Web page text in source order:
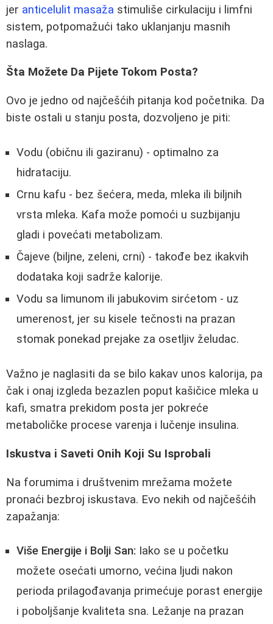
jer anticelulit masaža stimuliše cirkulaciju i limfni
sistem, potpomažući tako uklanjanju masnih
naslaga.
Šta Možete Da Pijete Tokom Posta?
Ovo je jedno od najčešćih pitanja kod početnika. Da
biste ostali u stanju posta, dozvoljeno je piti:
Vodu (običnu ili gaziranu) - optimalno za
hidrataciju.
Crnu kafu - bez šećera, meda, mleka ili biljnih
vrsta mleka. Kafa može pomoći u suzbijanju
gladi i povećati metabolizam.
Čajeve (biljne, zeleni, crni) - takođe bez ikakvih
dodataka koji sadrže kalorije.
Vodu sa limunom ili jabukovim sirćetom - uz
umerenost, jer su kisele tečnosti na prazan
stomak ponekad prejake za osetljiv želudac.
Važno je naglasiti da se bilo kakav unos kalorija, pa
čak i onaj izgleda bezazlen poput kašičice mleka u
kafi, smatra prekidom posta jer pokreće
metaboličke procese varenja i lučenje insulina.
Iskustva i Saveti Onih Koji Su Isprobali
Na forumima i društvenim mrežama možete
pronaći bezbroj iskustava. Evo nekih od najčešćih
zapažanja:
Više Energije i Bolji San: Iako se u početku
možete osećati umorno, većina ljudi nakon
perioda prilagođavanja primećuje porast energije
i poboljšanje kvaliteta sna. Ležanje na prazan